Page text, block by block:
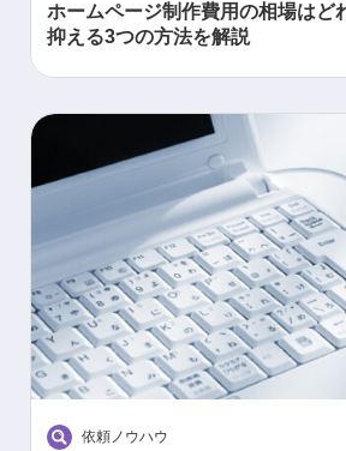
ホームページ制作費用の相場はど
抑える3つの方法を解説
依頼ノウハウ